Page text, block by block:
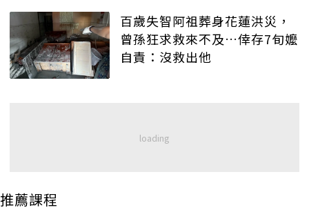
百歲失智阿祖葬身花蓮洪災，
曾孫狂求救來不及…倖存7旬嬤
自責：沒救出他
推薦課程